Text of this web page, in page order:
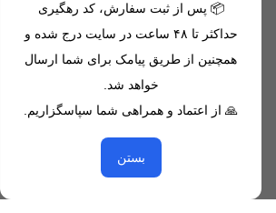
📦 پس از ثبت سفارش، کد رهگیری
حداکثر تا ۴۸ ساعت در سایت درج شده و
همچنین از طریق پیامک برای شما ارسال
خواهد شد.
🙏 از اعتماد و همراهی شما سپاسگزاریم.
بستن
اطلاعات تماس
09221680256 - 09373782289
nikanmobstore@gmail.com